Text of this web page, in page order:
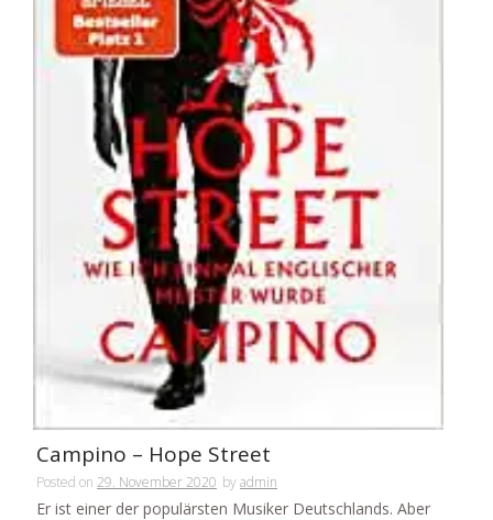
Campino – Hope Street
Posted on 29. November 2020 byadmin
Er ist einer der populärsten Musiker Deutschlands. Aber